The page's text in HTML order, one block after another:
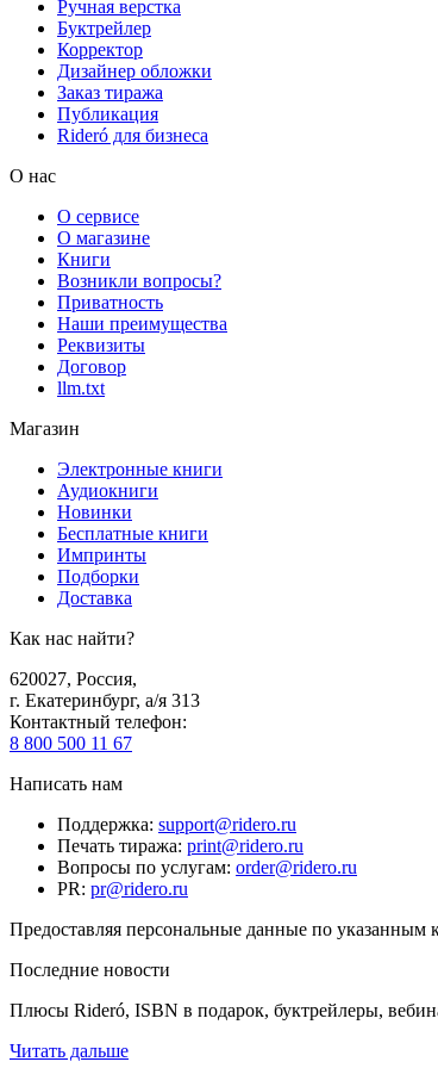
Ручная верстка
Буктрейлер
Корректор
Дизайнер обложки
Заказ тиража
Публикация
Rideró для бизнеса
О нас
О сервисе
О магазине
Книги
Возникли вопросы?
Приватность
Наши преимущества
Реквизиты
Договор
llm.txt
Магазин
Электронные книги
Аудиокниги
Новинки
Бесплатные книги
Импринты
Подборки
Доставка
Как нас найти?
620027, Россия,
г. Екатеринбург, а/я 313
Контактный телефон:
8 800 500 11 67
Написать нам
Поддержка: support@ridero.ru
Печать тиража: print@ridero.ru
Вопросы по услугам: order@ridero.ru
PR: pr@ridero.ru
Предоставляя персональные данные по указанным
Последние новости
Плюсы Rideró, ISBN в подарок, буктрейлеры,
Читать дальше